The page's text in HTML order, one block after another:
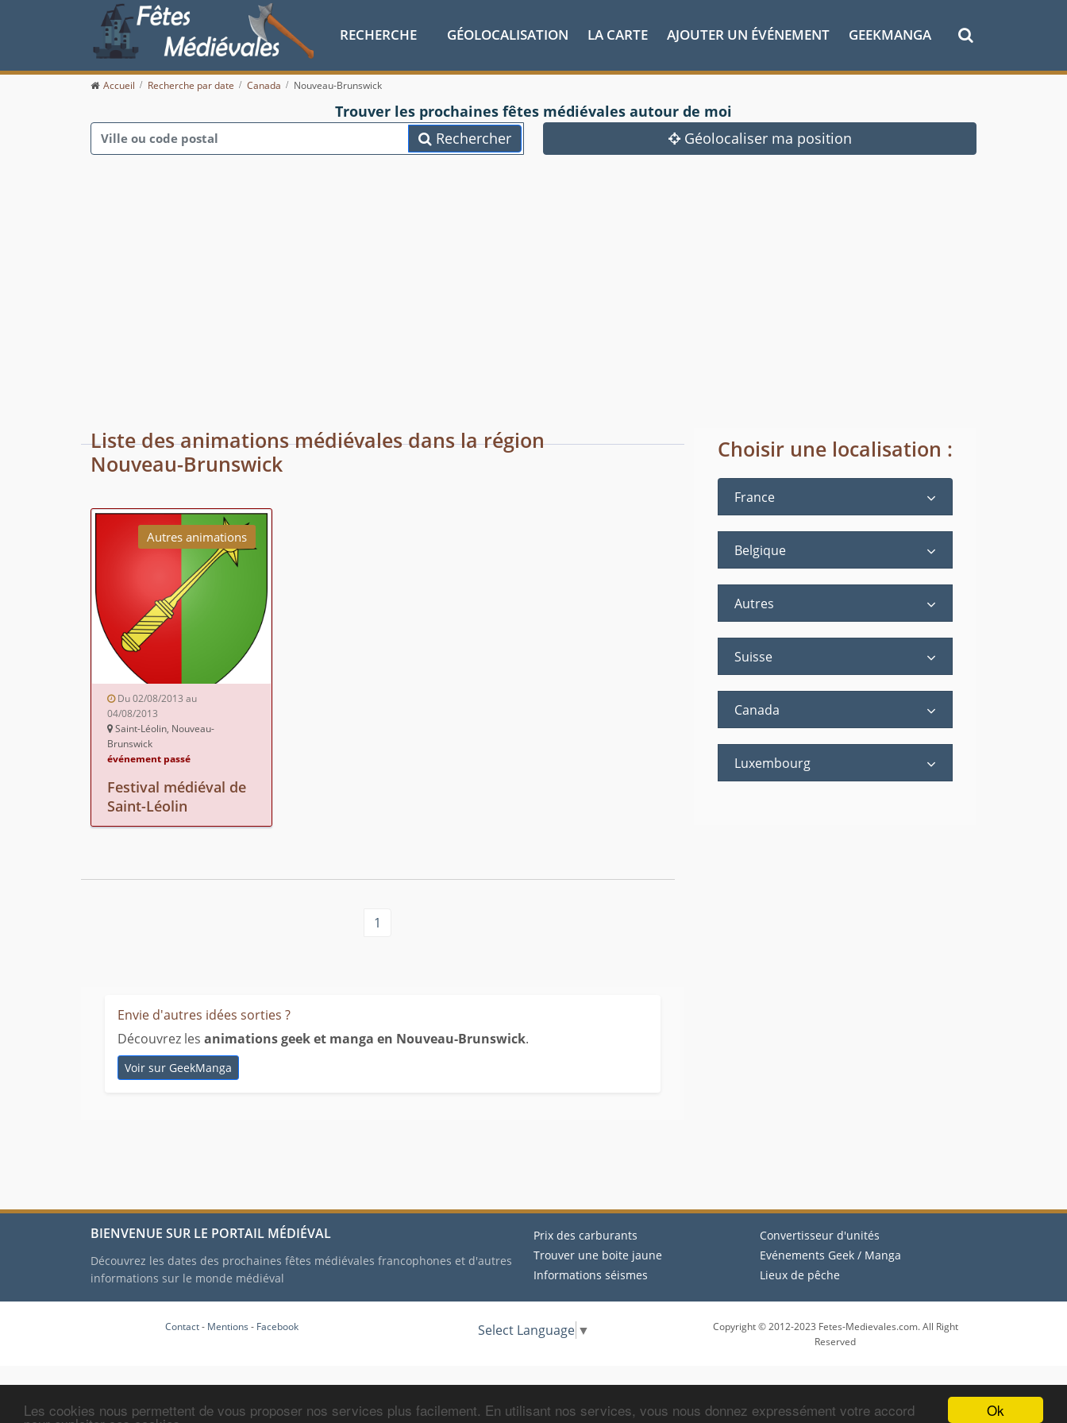
Ok
Les cookies nous permettent de vous proposer nos services plus facilement. En utilisant nos services, vous nous donnez expressément votre accord
RECHERCHE GÉOLOCALISATION LA CARTE AJOUTER UN ÉVÉNEMENT GEEKMANGA
Accueil Recherche par date Canada Nouveau-Brunswick
Trouver les prochaines fêtes médiévales autour de moi
Rechercher
Géolocaliser ma position
Liste des animations médiévales dans la région
Nouveau-Brunswick
Autres animations
Du 02/08/2013 au
04/08/2013
Saint-Léolin, Nouveau-
Brunswick
événement passé
Festival médiéval de
Saint-Léolin
1
Envie d'autres idées sorties ?
Découvrez les animations geek et manga en Nouveau-Brunswick.
Voir sur GeekManga
Choisir une localisation :
France
Belgique
Autres
Suisse
Canada
Luxembourg
BIENVENUE SUR LE PORTAIL MÉDIÉVAL
Découvrez les dates des prochaines fêtes médiévales francophones et d'autres
informations sur le monde médiéval
Prix des carburants
Trouver une boite jaune
Informations séismes
Convertisseur d'unités
Evénements Geek / Manga
Lieux de pêche
Contact- Mentions - Facebook Select Language ▼
Copyright © 2012-2023 Fetes-Medievales.com. All Right
Reserved